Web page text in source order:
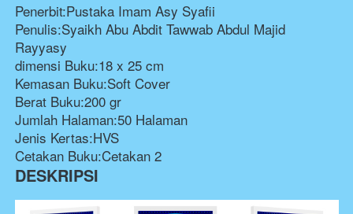
Penerbit:Pustaka Imam Asy Syafii
Penulis:Syaikh Abu Abdit Tawwab Abdul Majid
Rayyasy
dimensi Buku:18 x 25 cm
Kemasan Buku:Soft Cover
Berat Buku:200 gr
Jumlah Halaman:50 Halaman
Jenis Kertas:HVS
Cetakan Buku:Cetakan 2
DESKRIPSI